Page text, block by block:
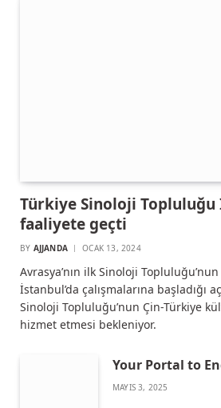
Türkiye Sinoloji Topluluğu
faaliyete geçti
BY AJJANDA OCAK 13, 2024
Avrasya’nın ilk Sinoloji
İstanbul’da çalışmalarına başladığı
Sinoloji Topluluğu’nun Çin-Türkiye
hizmet etmesi bekleniyor.
Your Portal to
MAYIS 3, 2025